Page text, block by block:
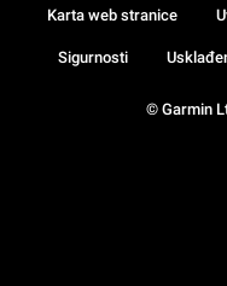
© Garmin
Karta web stranice
Sigurnosti